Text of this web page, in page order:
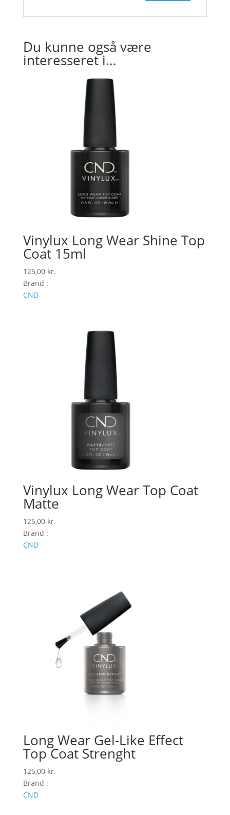
Du kunne også være
interesseret i…
Vinylux Long Wear Shine Top
Coat 15ml
125,00 kr.
Brand :
CND
Vinylux Long Wear Top Coat
Matte
125,00 kr.
Brand :
CND
Long Wear Gel-Like Effect
Top Coat Strenght
125,00 kr.
Brand :
CND